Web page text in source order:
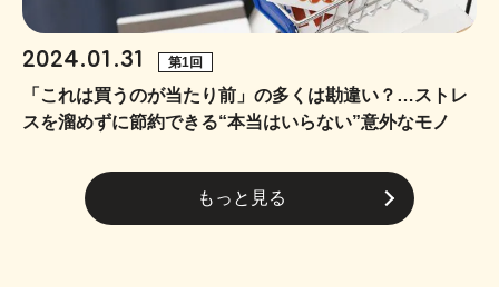
2024.01.31 第1回
「これは買うのが当たり前」の多くは勘違い？…ストレ
スを溜めずに節約できる“本当はいらない”意外なモノ
もっと見る